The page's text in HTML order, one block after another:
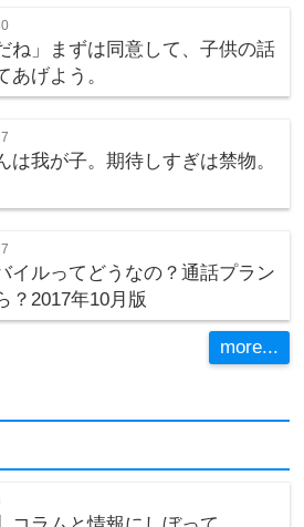
ね」まずは同意して、子供の話
あげよう。
は我が子。期待しすぎは禁物。
イルってどうなの？通話プラン
？2017年10月版
more...